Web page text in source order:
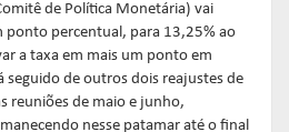
de Política Monetária) vai
ponto percentual, para 13,25% ao
a taxa em mais um ponto em
seguido de outros dois reajustes de
reuniões de maio e junho,
nesse patamar até o final